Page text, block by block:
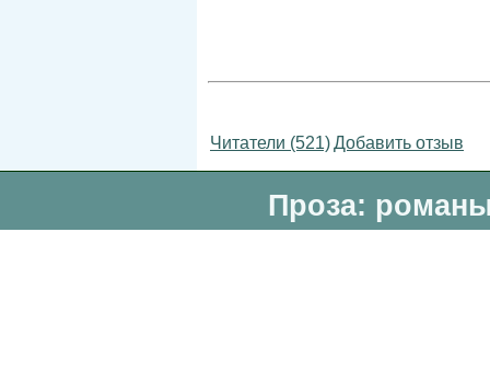
Читатели (521)Добавить отзыв
Проза: